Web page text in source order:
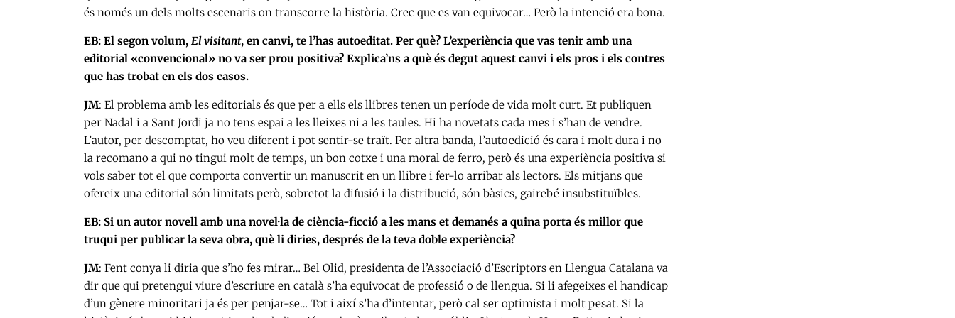
és només un dels molts escenaris on transcorre la història. Crec que es van equivocar… Però la intenció era bona.
EB: El segon volum, El visitant, en canvi, te l’has autoeditat. Per què? L’experiència que vas tenir amb una
editorial «convencional» no va ser prou positiva? Explica’ns a què és degut aquest canvi i els pros i els contres
que has trobat en els dos casos.
JM: El problema amb les editorials és que per a ells els llibres tenen un període de vida molt curt. Et publiquen
per Nadal i a Sant Jordi ja no tens espai a les lleixes ni a les taules. Hi ha novetats cada mes i s’han de vendre.
L’autor, per descomptat, ho veu diferent i pot sentir-se traït. Per altra banda, l’autoedició és cara i molt dura i no
la recomano a qui no tingui molt de temps, un bon cotxe i una moral de ferro, però és una experiència positiva si
vols saber tot el que comporta convertir un manuscrit en un llibre i fer-lo arribar als lectors. Els mitjans que
ofereix una editorial són limitats però, sobretot la difusió i la distribució, són bàsics, gairebé insubstituïbles.
EB: Si un autor novell amb una novel·la de ciència-ficció a les mans et demanés a quina porta és millor que
truqui per publicar la seva obra, què li diries, després de la teva doble experiència?
JM: Fent conya li diria que s’ho fes mirar… Bel Olid, presidenta de l’Associació d’Escriptors en Llengua Catalana va
dir que qui pretengui viure d’escriure en català s’ha equivocat de professió o de llengua. Si li afegeixes el handicap
d’un gènere minoritari ja és per penjar-se… Tot i així s’ha d’intentar, però cal ser optimista i molt pesat. Si la